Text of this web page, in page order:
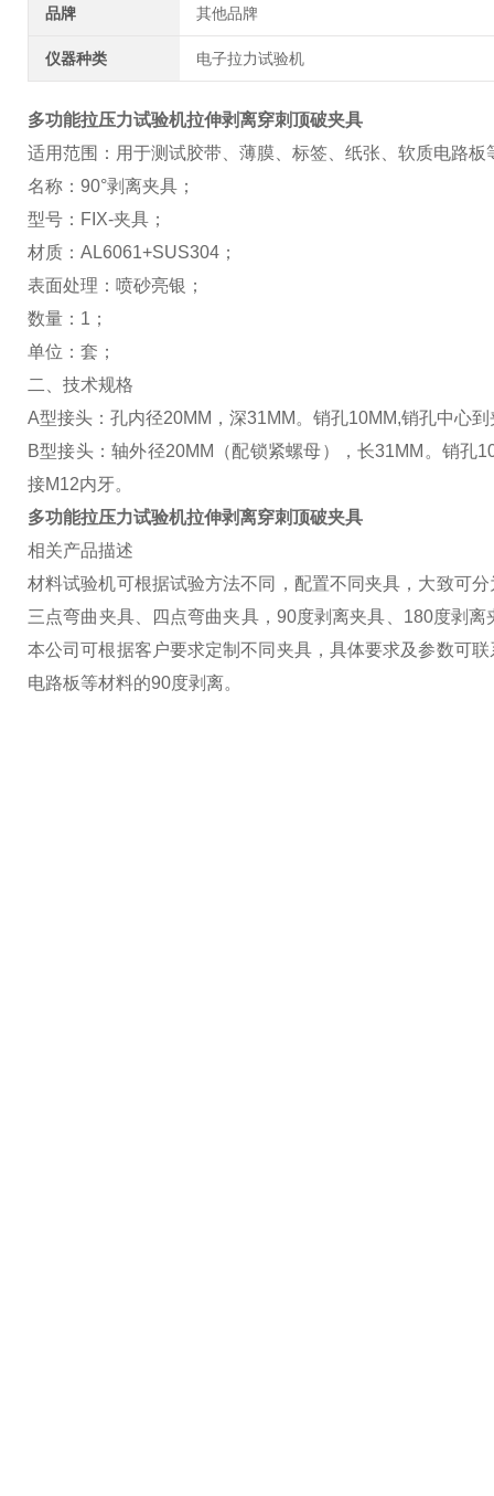
品牌 其他品牌
仪器种类 电子拉力试验机
多功能拉压力试验机拉伸剥离穿刺顶破夹具
适用范围：用于测试胶带、薄膜、标签、纸张、软质电路
名称：90°剥离夹具；
型号：FIX-夹具；
材质：AL6061+SUS304；
表面处理：喷砂亮银；
数量：1；
单位：套；
二、技术规格
A型接头：孔内径20MM，深31MM。销孔10MM,销孔中心
B型接头：轴外径20MM（配锁紧螺母），长31MM。销孔
接M12内牙。
多功能拉压力试验机拉伸剥离穿刺顶破夹具
相关产品描述
材料试验机可根据试验方法不同，配置不同夹具，大致可
三点弯曲夹具、四点弯曲夹具，90度剥离夹具、180度剥
本公司可根据客户要求定制不同夹具，具体要求及参数可
电路板等材料的90度剥离。